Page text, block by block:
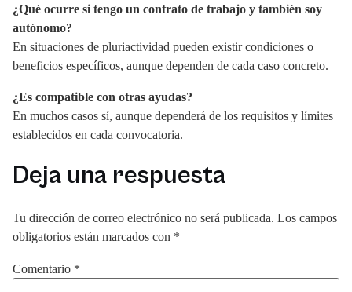
¿Qué ocurre si tengo un contrato de trabajo y también soy
autónomo?
En situaciones de pluriactividad pueden existir condiciones o
beneficios específicos, aunque dependen de cada caso concreto.
¿Es compatible con otras ayudas?
En muchos casos sí, aunque dependerá de los requisitos y límites
establecidos en cada convocatoria.
Deja una respuesta
Tu dirección de correo electrónico no será publicada. Los campos
obligatorios están marcados con *
Comentario *